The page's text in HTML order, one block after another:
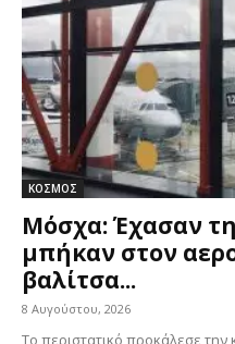
ΚΟΣΜΟΣ
Μόσχα: Έχασαν
μπήκαν στον
βαλίτσα...
8 Αυγούστου, 2026
Το περιστατικό προκάλεσε